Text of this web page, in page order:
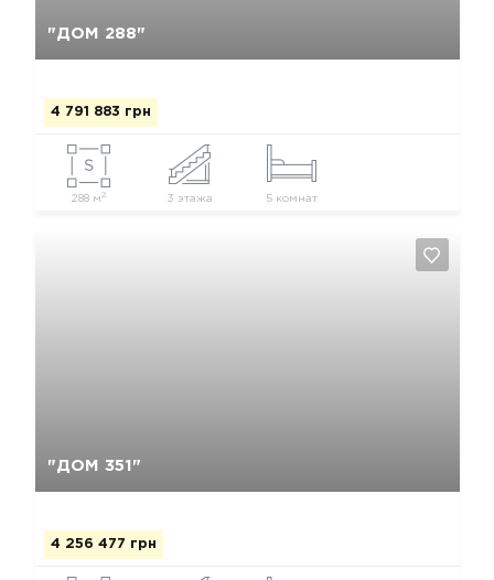
"ДОМ 288"
4 791 883 грн
288 м2 3 этажа 5 комнат
"ДОМ 351"
4 256 477 грн